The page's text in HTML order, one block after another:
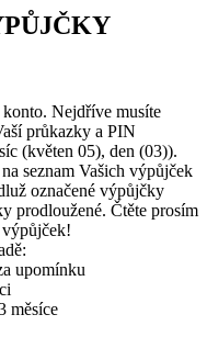
Nejdříve musíte
průkazky a PIN
(květen 05), den (03)).
seznam Vašich výpůjček
označené výpůjčky
prodloužené. Čtěte prosím
upomínku
měsíce